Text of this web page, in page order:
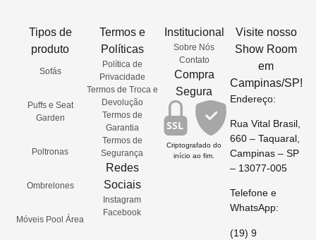
Tipos de
produto
Sofás
Puffs e Seat
Garden
Poltronas
Ombrelones
Móveis Pool Área
Termos e
Políticas
Política de
Privacidade
Termos de Troca e
Devolução
Termos de
Garantia
Termos de
Segurança
Redes
Sociais
Instagram
Facebook
Institucional
Sobre Nós
Contato
Compra
Segura
SSL
Criptografado do
início ao fim.
Visite nosso
Show Room
em
Campinas/SP!
Endereço:
Rua Vital Brasil,
660 – Taquaral,
Campinas – SP
– 13077-005
Telefone e
WhatsApp:
(19) 9